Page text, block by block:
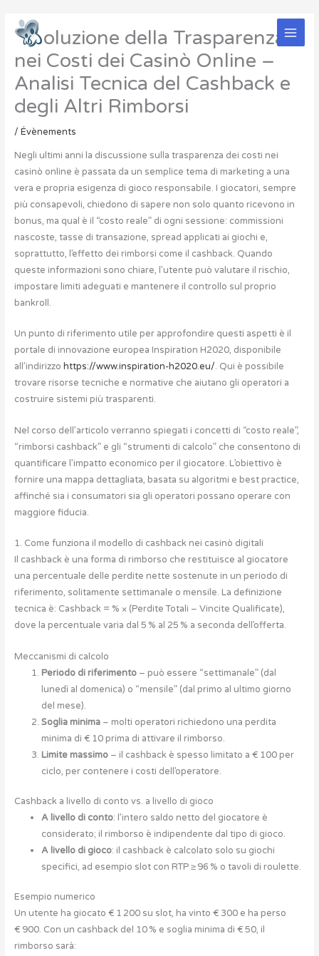
contenu
Rivoluzione della Trasparenza
nei Costi dei Casinò Online –
Analisi Tecnica del Cashback e
degli Altri Rimborsi
/ Évènements
Negli ultimi anni la discussione sulla trasparenza dei costi nei
casinò online è passata da un semplice tema di marketing a una
vera e propria esigenza di gioco responsabile. I giocatori, sempre
più consapevoli, chiedono di sapere non solo quanto ricevono in
bonus, ma qual è il “costo reale” di ogni sessione: commissioni
nascoste, tasse di transazione, spread applicati ai giochi e,
soprattutto, l’effetto dei rimborsi come il cashback. Quando
queste informazioni sono chiare, l’utente può valutare il rischio,
impostare limiti adeguati e mantenere il controllo sul proprio
bankroll.
Un punto di riferimento utile per approfondire questi aspetti è il
portale di innovazione europea Inspiration H2020, disponibile
all’indirizzo https://www.inspiration-h2020.eu/. Qui è possibile
trovare risorse tecniche e normative che aiutano gli operatori a
costruire sistemi più trasparenti.
Nel corso dell’articolo verranno spiegati i concetti di “costo reale”,
“rimborsi cashback” e gli “strumenti di calcolo” che consentono di
quantificare l’impatto economico per il giocatore. L’obiettivo è
fornire una mappa dettagliata, basata su algoritmi e best practice,
affinché sia i consumatori sia gli operatori possano operare con
maggiore fiducia.
1. Come funziona il modello di cashback nei casinò digitali
Il cashback è una forma di rimborso che restituisce al giocatore
una percentuale delle perdite nette sostenute in un periodo di
riferimento, solitamente settimanale o mensile. La definizione
tecnica è: Cashback = % × (Perdite Totali – Vincite Qualificate),
dove la percentuale varia dal 5 % al 25 % a seconda dell’offerta.
Meccanismi di calcolo
Periodo di riferimento– può essere “settimanale” (dal
lunedì al domenica) o “mensile” (dal primo al ultimo giorno
del mese).
Soglia minima– molti operatori richiedono una perdita
minima di € 10 prima di attivare il rimborso.
Limite massimo– il cashback è spesso limitato a € 100 per
ciclo, per contenere i costi dell’operatore.
Cashback a livello di conto vs. a livello di gioco
A livello di conto: l’intero saldo netto del giocatore è
considerato; il rimborso è indipendente dal tipo di gioco.
A livello di gioco: il cashback è calcolato solo su giochi
specifici, ad esempio slot con RTP ≥ 96 % o tavoli di roulette.
Esempio numerico
Un utente ha giocato € 1 200 su slot, ha vinto € 300 e ha perso
€ 900. Con un cashback del 10 % e soglia minima di € 50, il
rimborso sarà: